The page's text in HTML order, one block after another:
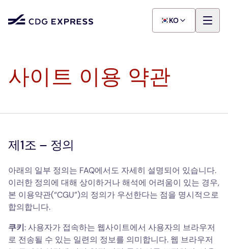
KO
사이트 이용 약관
제1조 – 정의
아래의 일부 정의는 FAQ에서도 자세히 설명되어 있습니다.
이러한 정의에 대해 상이하거나 해석에 어려움이 있는 경우,
본 이용약관(“CGU”)의 정의가 우선한다는 점을 명시적으로
합의합니다.
쿠키: 사용자가 접속하는 웹사이트에서 사용자의 브라우저
로 전송될 수 있는 일련의 정보를 의미합니다. 웹 브라우저